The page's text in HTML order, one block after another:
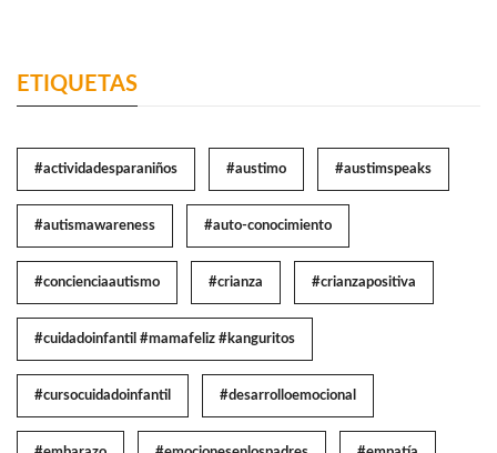
ETIQUETAS
#actividadesparaniños #austimo #austimspeaks
#autismawareness #auto-conocimiento
#concienciaautismo #crianza #crianzapositiva
#cuidadoinfantil #mamafeliz #kanguritos
#cursocuidadoinfantil #desarrolloemocional